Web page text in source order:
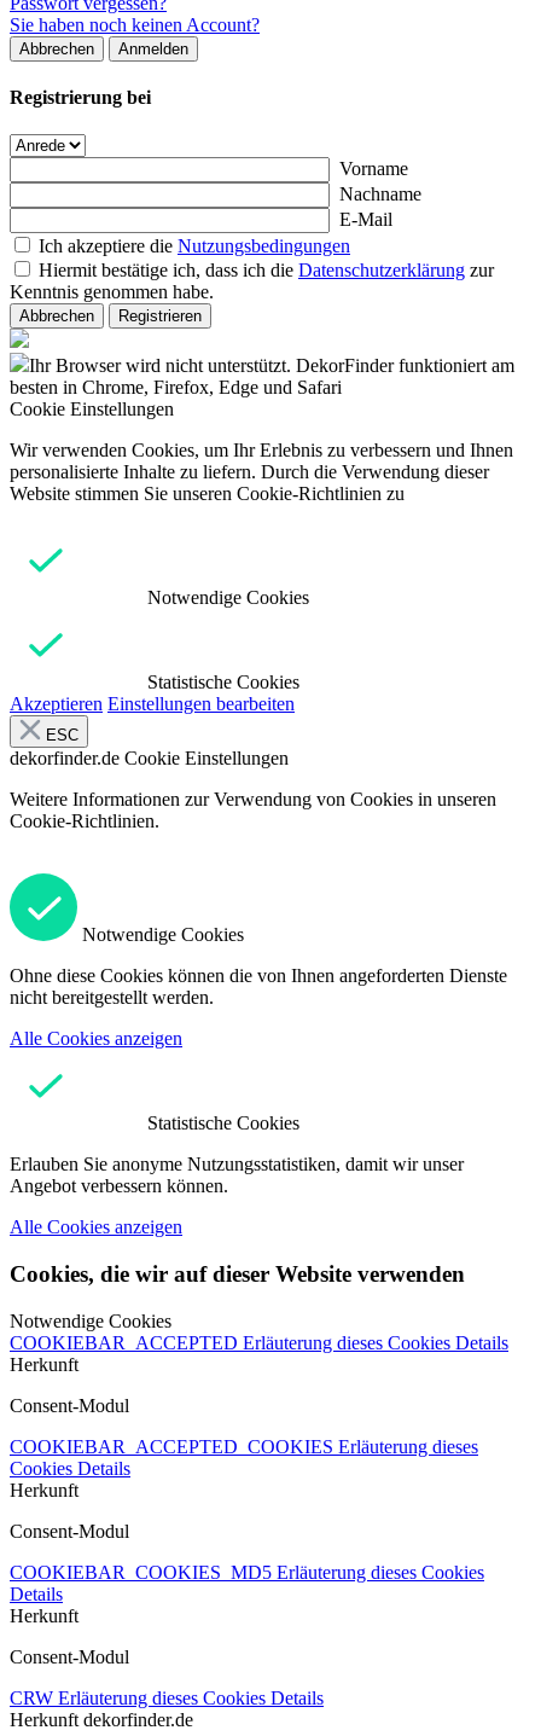
Sie haben noch keinen Account?
Abbrechen Anmelden
Registrierung bei
Vorname
Nachname
E-Mail
Ich akzeptiere die Nutzungsbedingungen
Hiermit bestätige ich, dass ich die Datenschutzerklärung zur
Kenntnis genommen habe.
Abbrechen Registrieren
Ihr Browser wird nicht unterstützt. DekorFinder funktioniert am
besten in Chrome, Firefox, Edge und Safari
Cookie Einstellungen
Wir verwenden Cookies, um Ihr Erlebnis zu verbessern und Ihnen
personalisierte Inhalte zu liefern. Durch die Verwendung dieser
Website stimmen Sie unseren Cookie-Richtlinien zu
Notwendige Cookies
Statistische Cookies
Akzeptieren Einstellungen bearbeiten
ESC
dekorfinder.de Cookie Einstellungen
Weitere Informationen zur Verwendung von Cookies in unseren
Cookie-Richtlinien.
Notwendige Cookies
Ohne diese Cookies können die von Ihnen angeforderten Dienste
nicht bereitgestellt werden.
Alle Cookies anzeigen
Statistische Cookies
Erlauben Sie anonyme Nutzungsstatistiken, damit wir unser
Angebot verbessern können.
Alle Cookies anzeigen
Cookies, die wir auf dieser Website verwenden
Notwendige Cookies
COOKIEBAR_ACCEPTED Erläuterung dieses Cookies Details
Herkunft
Consent-Modul
COOKIEBAR_ACCEPTED_COOKIES Erläuterung dieses
Cookies Details
Herkunft
Consent-Modul
COOKIEBAR_COOKIES_MD5 Erläuterung dieses Cookies
Details
Herkunft
Consent-Modul
CRW Erläuterung dieses Cookies Details
Herkunft dekorfinder.de